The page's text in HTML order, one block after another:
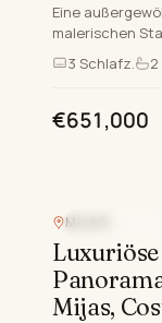
Eine
malerischen
Auswahl an
und luxuriöse
3 Schlafz. 2
€651,000
MIJAS
Mijas,